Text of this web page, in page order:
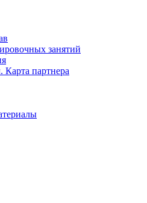
занятий
партнера